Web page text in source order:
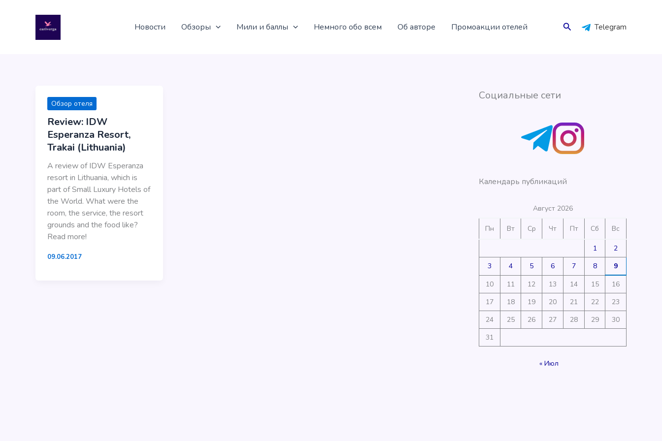
содержимому
Новости Обзоры Мили и баллы Немного обо всем Об авторе Промоакции отелей Поиск Telegram
Обзор отеля
Review: IDW
Esperanza Resort,
Trakai (Lithuania)
A review of IDW Esperanza
resort in Lithuania, which is
part of Small Luxury Hotels of
the World. What were the
room, the service, the resort
grounds and the food like?
Read more!
09.06.2017
Социальные сети
Календарь публикаций
Август 2026
Пн Вт Ср Чт Пт Сб Вс
1
2
3
4 5 6 7 8
9
10
11 12 13 14 15
16
17
18 19 20 21 22
23
24
25 26 27 28 29
30
31
« Июл